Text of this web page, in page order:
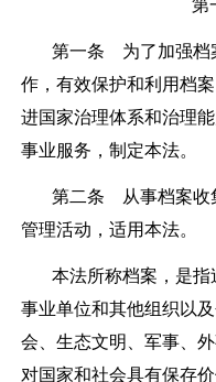
第一条 为了加强档
作，有效保护和利用档
进国家治理体系和治理
事业服务，制定本法。
第二条 从事档案收
管理活动，适用本法。
本法所称档案，是
事业单位和其他组织以
会、生态文明、军事、
对国家和社会具有保存